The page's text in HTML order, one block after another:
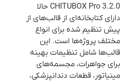
CHITUBOX Pro 3.2.0 حالا
دارای کتابخانه‌ای از قالب‌های از
پیش تنظیم شده برای انواع
مختلف پروژه‌ها است. این
قالب‌ها شامل تنظیمات بهینه
برای جواهرات، مجسمه‌های
مینیاتور، قطعات دندانپزشکی،